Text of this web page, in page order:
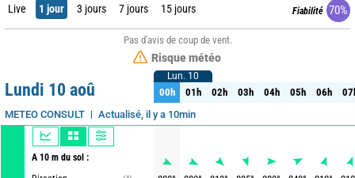
Live 1 jour 3 jours 7 jours 15 jours Fiabilité 70%
Pas d'avis de coup de vent.
Risque météo
Lundi 10 aoû
METEO CONSULT Actualisé, il y a 10min
A 10 m du sol :
Lun. 10
00h 01h 02h 03h 04h 05h 06h
Lun. 10
00h 01h 02h 03h 04h 05h 06h